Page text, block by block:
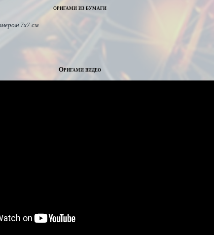
оригами из бумаги
7х7 см
Оригами видео